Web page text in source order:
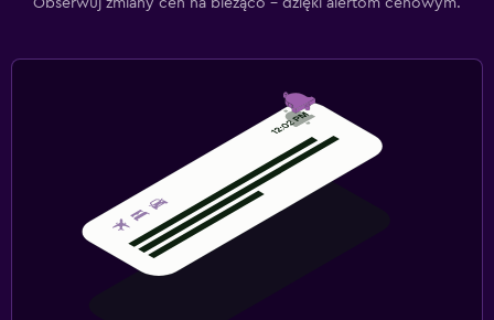
Obserwuj zmiany cen na bieżąco – dzięki alertom cenowym.